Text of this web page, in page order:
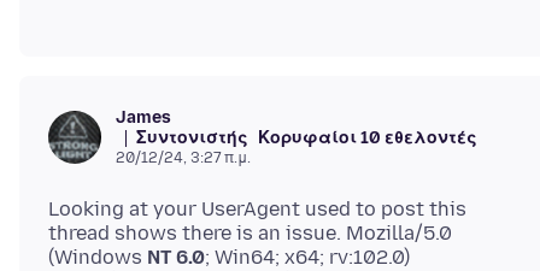
James
Συντονιστής
Κορυφαίοι 10 εθελοντές
20/12/24, 3:27 π.μ.
Looking at your UserAgent used to post this
thread shows there is an issue. Mozilla/5.0
(Windows NT 6.0; Win64; x64; rv:102.0)